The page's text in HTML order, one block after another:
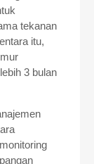
tekanan
itu,
3 bulan